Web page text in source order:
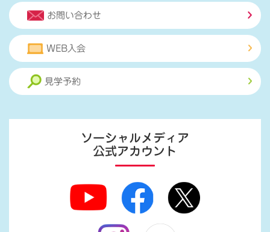
お問い合わせ
WEB入会
見学予約
ソーシャルメディア
公式アカウント